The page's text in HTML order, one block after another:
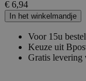
€ 6,94
In het winkelmandje
Voor 15u
Keuze uit
Gratis levering